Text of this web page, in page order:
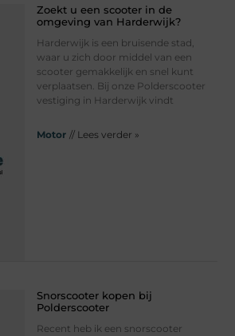
Zoekt u een scooter in de
omgeving van Harderwijk?
Harderwijk is een bruisende stad,
waar u zich door middel van een
scooter gemakkelijk en snel kunt
verplaatsen. Bij onze Polderscooter
vestiging in Harderwijk vindt
Motor // Lees verder »
Snorscooter kopen bij
Polderscooter
Recent heb ik een snorscooter